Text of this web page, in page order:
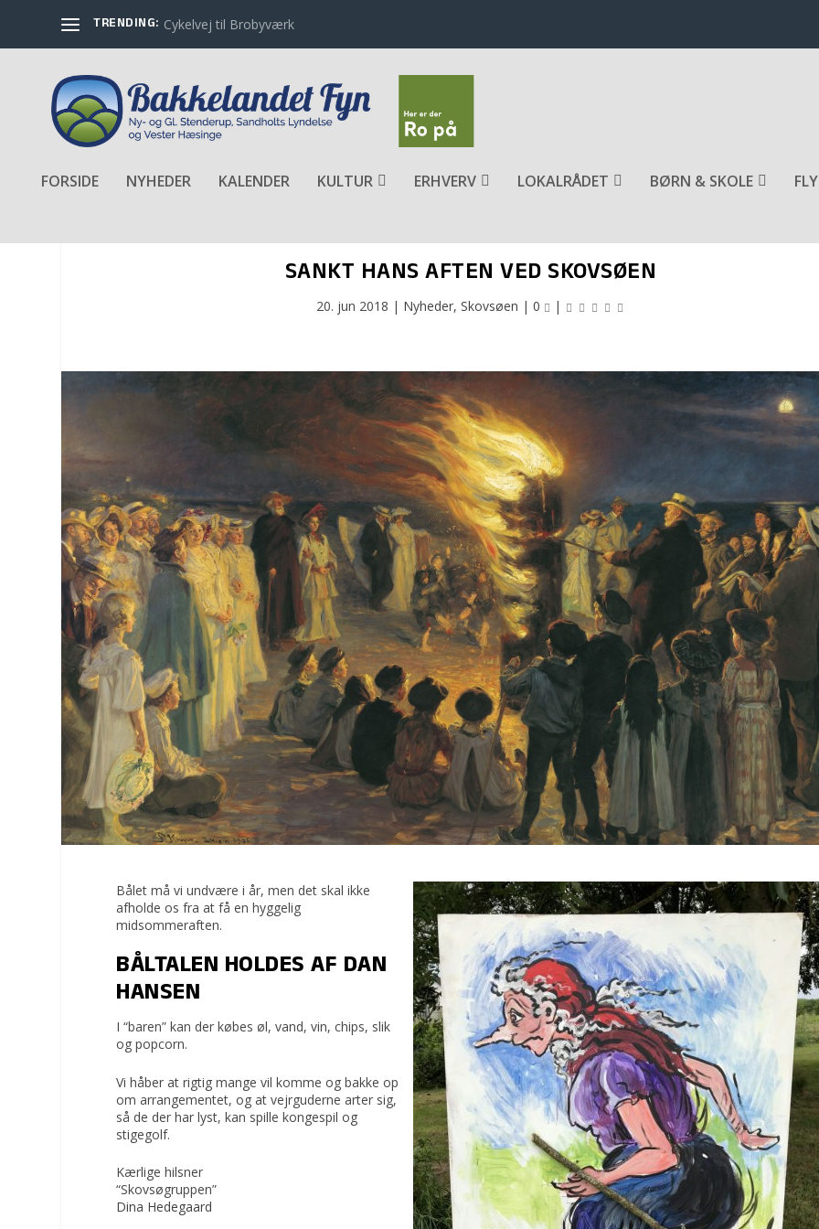
TRENDING: Cykelvej til Brobyværk
FORSIDE NYHEDER KALENDER KULTUR ERHVERV LOKALRÅDET BØRN & SKOLE
SANKT HANS AFTEN VED SKOVSØEN
20. jun 2018 | Nyheder, Skovsøen | 0 |
Bålet må vi undvære i år, men det skal ikke
afholde os fra at få en hyggelig
midsommeraften.
BÅLTALEN HOLDES AF DAN
HANSEN
I “baren” kan der købes øl, vand, vin, chips, slik
og popcorn.
Vi håber at rigtig mange vil komme og bakke op
om arrangementet, og at vejrguderne arter sig,
så de der har lyst, kan spille kongespil og
stigegolf.
Kærlige hilsner
“Skovsøgruppen”
Dina Hedegaard